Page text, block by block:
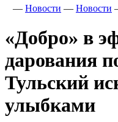
— Новости — Новости
«Добро» в
дарования
Тульский
улыбками